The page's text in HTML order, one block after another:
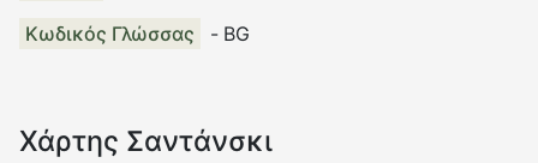
Κωδικός Γλώσσας
- BG
Χάρτης Σαντάνσκι